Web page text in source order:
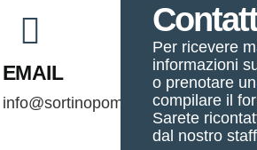
EMAIL
info@sortinopompeiniezione.it
Per ricevere
informazioni
o prenotare
compilare il
Sarete
dal nostro